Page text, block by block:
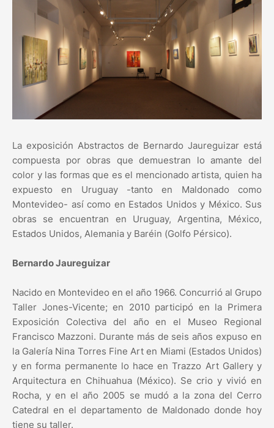
La exposición Abstractos de Bernardo Jaureguizar está
compuesta por obras que demuestran lo amante del
color y las formas que es el mencionado artista, quien ha
expuesto en Uruguay -tanto en Maldonado como
Montevideo- así como en Estados Unidos y México. Sus
obras se encuentran en Uruguay, Argentina, México,
Estados Unidos, Alemania y Baréin (Golfo Pérsico).
Bernardo Jaureguizar
Nacido en Montevideo en el año 1966. Concurrió al Grupo
Taller Jones-Vicente; en 2010 participó en la Primera
Exposición Colectiva del año en el Museo Regional
Francisco Mazzoni. Durante más de seis años expuso en
la Galería Nina Torres Fine Art en Miami (Estados Unidos)
y en forma permanente lo hace en Trazzo Art Gallery y
Arquitectura en Chihuahua (México). Se crio y vivió en
Rocha, y en el año 2005 se mudó a la zona del Cerro
Catedral en el departamento de Maldonado donde hoy
tiene su taller.